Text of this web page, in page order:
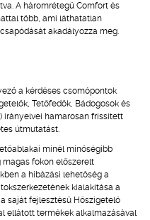
A háromrétegű Comfort és
több, ami láthatatlan
akadályozza meg.
a kérdéses csomópontok
Tetőfedők, Bádogosok és
irányelvei hamarosan frissített
útmutatást.
minél minőségibb
fokon előszerelt
a hibázási lehetőség a
kialakítása a
saját fejlesztésű Hőszigetelő
ellátott termékek alkalmazásával